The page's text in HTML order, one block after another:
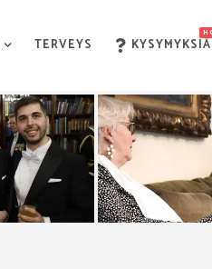
TERVEYS KYSYMYKSIÄ